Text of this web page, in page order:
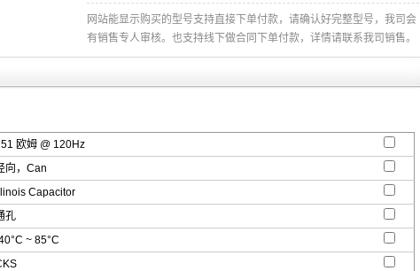
网站能显示购买的型号支持直接下单付款，请确认好完整型号，我司会
有销售专人审核。也支持线下做合同下单付款，详情请联系我司销售。
欧姆 @ 120Hz
向，Can
Capacitor
孔
~ 85°C